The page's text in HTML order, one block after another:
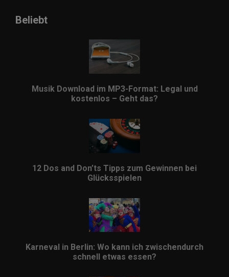
Beliebt
Musik Download im MP3-Format: Legal und
kostenlos – Geht das?
12 Dos and Don’ts Tipps zum Gewinnen bei
Glücksspielen
Karneval in Berlin: Wo kann ich zwischendurch
schnell etwas essen?